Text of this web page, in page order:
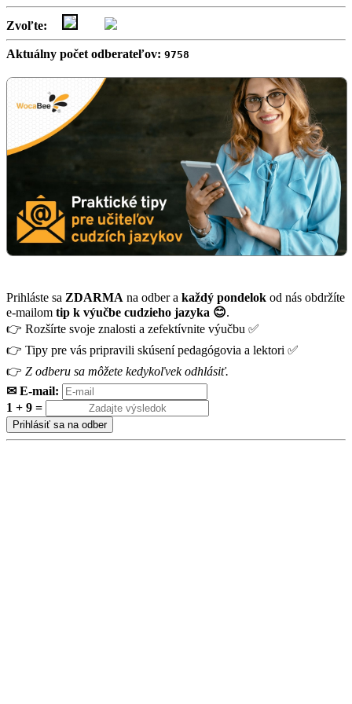
Zvoľte:
Aktuálny počet odberateľov: 9758
Prihláste sa ZDARMA na odber a každý pondelok od nás obdržíte
e-mailom tip k výučbe cudzieho jazyka 😊.
👉 Rozšírte svoje znalosti a zefektívnite výučbu ✅
👉 Tipy pre vás pripravili skúsení pedagógovia a lektori ✅
👉 Z odberu sa môžete kedykoľvek odhlásiť.
✉ E-mail:
1 + 9 =
Prihlásiť sa na odber